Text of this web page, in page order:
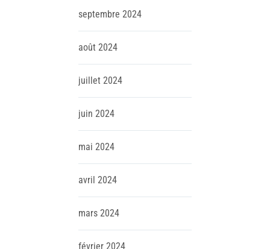
septembre 2024
août 2024
juillet 2024
juin 2024
mai 2024
avril 2024
mars 2024
février 2024